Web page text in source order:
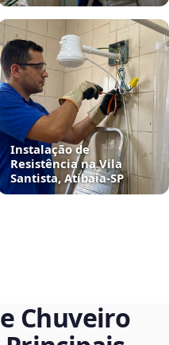
Instalação de
Resistência na Vila
Santista, Atibaia‑SP
Chuveiro